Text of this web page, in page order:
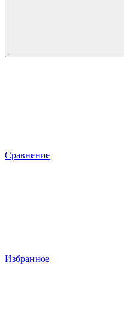
Сравнение
Избранное